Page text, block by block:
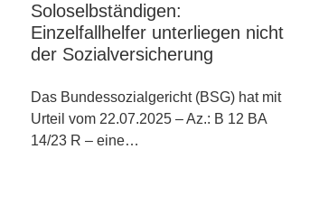
Soloselbständigen:
Einzelfallhelfer unterliegen nicht
der Sozialversicherung
Das Bundessozialgericht (BSG) hat mit
Urteil vom 22.07.2025 – Az.: B 12 BA
14/23 R – eine…